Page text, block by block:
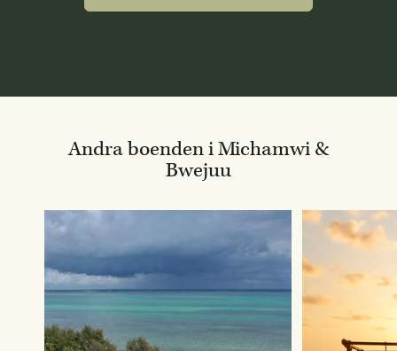
Andra boenden i Michamwi &
Bwejuu